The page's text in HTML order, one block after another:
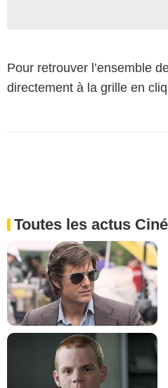
Pour retrouver l’ensemble
directement à la grille en
Toutes les actus Ciné